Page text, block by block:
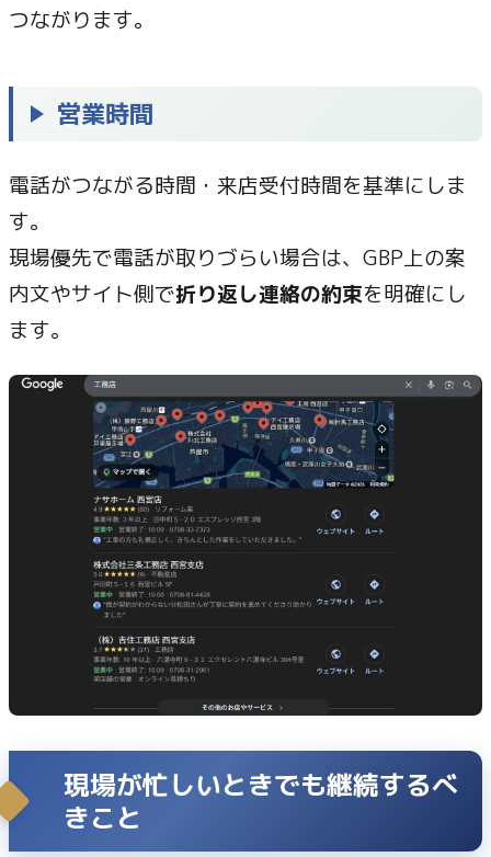
つながります。
営業時間
電話がつながる時間・来店受付時間を基準にしま
す。
現場優先で電話が取りづらい場合は、GBP上の案
内文やサイト側で折り返し連絡の約束を明確にし
ます。
現場が忙しいときでも継続するべ
きこと